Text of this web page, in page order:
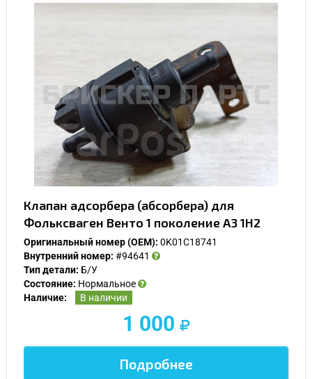
Клапан адсорбера (абсорбера) для
Фольксваген Венто 1 поколение A3 1H2
Оригинальный номер (OEM): 0K01C18741
Внутренний номер: #94641
Тип детали: Б/У
Состояние: Нормальное
Наличие:
В наличии
1 000
Подробнее